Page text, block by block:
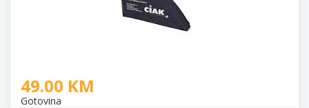
49.00 KM
Gotovina